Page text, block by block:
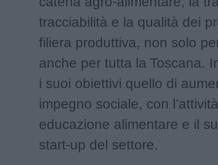
tracciabilità e la qualità dei
filiera produttiva, non solo
anche per tutta la Toscana.
i suoi obiettivi quello di
impegno sociale, con
educazione alimentare e il
start-up del settore.